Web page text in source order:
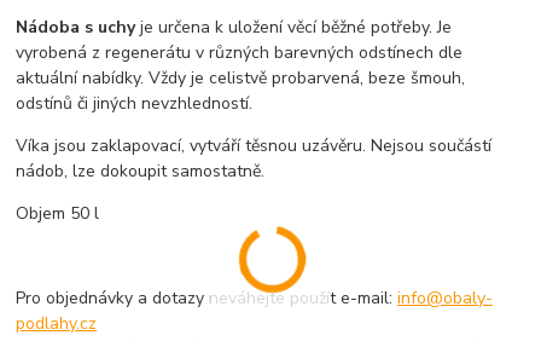
Nádoba s uchyje určena k uložení věcí běžné potřeby. Je
vyrobená z regenerátu v různých barevných odstínech dle
aktuální nabídky. Vždy je celistvě probarvená, beze šmouh,
odstínů či jiných nevzhledností.
Víka jsou zaklapovací, vytváří těsnou uzávěru. Nejsou součástí
nádob, lze dokoupit samostatně.
Objem 50 l
Pro objednávky a dotazy neváhejte použít e-mail:info@obaly-
podlahy.cz